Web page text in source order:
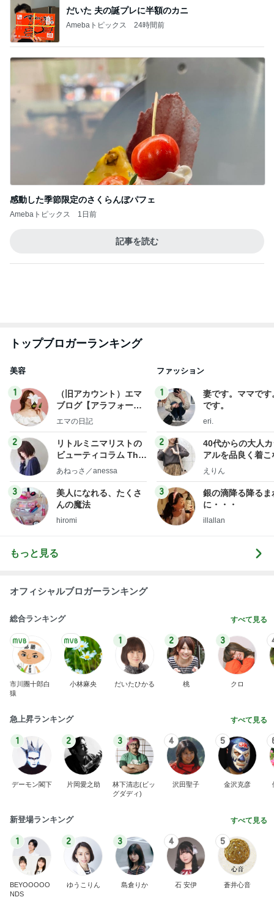
だいた 夫の誕プレに半額のカニ
Amebaトピックス 24時間前
感動した季節限定のさくらんぼパフェ
Amebaトピックス 1日前
記事を読む
トップブロガーランキング
美容
1
（旧アカウント）エマ
ブログ【アラフォー会
社売却セカンドライ
エマの日記
2
リトルミニマリストの
ビューティコラム The
little minimalist's bea
あねっさ／anessa
3
美人になれる、たくさ
んの魔法
hiromi
ファッション
1
妻です。ママです
です。
eri.
2
40代からの大人
アルを品良く着こ
ファッションブロ
えりん
3
銀の滴降る降るま
に・・・
illallan
もっと見る
オフィシャルブロガーランキング
総合ランキング すべて見る
市川團十郎白
猿
小林麻央
1
だいたひかる
2
桃
3
クロ
急上昇ランキング すべて見る
1
デーモン閣下
2
片岡愛之助
3
林下清志(ビッ
グダディ)
4
沢田聖子
5
金沢克彦
新登場ランキング すべて見る
1
BEYOOOOO
NDS
2
ゆうこりん
3
島倉りか
4
石 安伊
5
蒼井心音